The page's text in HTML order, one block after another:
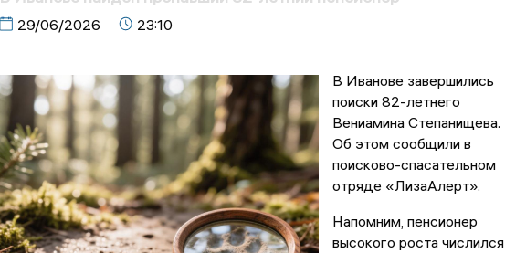
29/06/2026 23:10
В Иванове завершились
поиски 82-летнего
Вениамина Степанищева.
Об этом сообщили в
поисково-спасательном
отряде «ЛизаАлерт».
Напомним, пенсионер
высокого роста числился